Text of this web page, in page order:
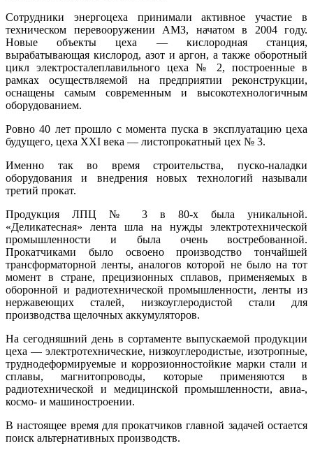
Сотрудники энергоцеха принимали активное участие в
техническом перевооружении АМЗ, начатом в 2004 году.
Новые объекты цеха — кислородная станция,
вырабатывающая кислород, азот и аргон, а также оборотный
цикл электросталеплавильного цеха № 2, построенные в
рамках осуществляемой на предприятии реконструкции,
оснащены самым современным и высокотехнологичным
оборудованием.
Ровно 40 лет прошло с момента пуска в эксплуатацию цеха
будущего, цеха ХХI века — листопрокатный цех № 3.
Именно так во время строительства, пуско-наладки
оборудования и внедрения новых технологий называли
третий прокат.
Продукция ЛПЦ № 3 в 80-х была уникальной.
«Деликатесная» лента шла на нужды электротехнической
промышленности и была очень востребованной.
Прокатчиками было освоено производство тончайшей
трансформаторной ленты, аналогов которой не было на тот
момент в стране, прецизионных сплавов, применяемых в
оборонной и радиотехнической промышленности, ленты из
нержавеющих сталей, низкоуглеродистой стали для
производства щелочных аккумуляторов.
На сегодняшний день в сортаменте выпускаемой продукции
цеха — электротехнические, низкоуглеродистые, изотропные,
труднодеформируемые и коррозионностойкие марки стали и
сплавы, магнитопроводы, которые применяются в
радиотехнической и медицинской промышленности, авиа-,
космо- и машиностроении.
В настоящее время для прокатчиков главной задачей остается
поиск альтернативных производств.